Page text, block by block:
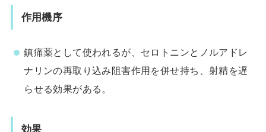
作用機序
鎮痛薬として使われるが、セロトニンとノルアドレ
ナリンの再取り込み阻害作用を併せ持ち、射精を遅
らせる効果がある。
効果